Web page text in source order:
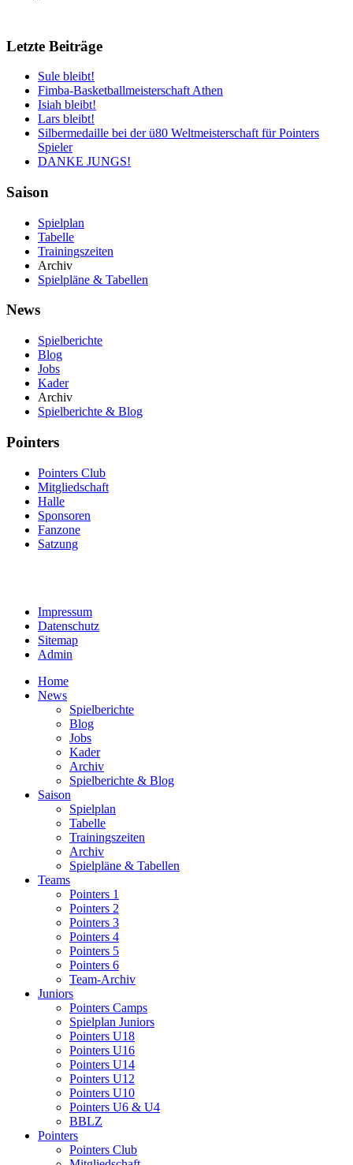
Letzte Beiträge
Sule bleibt!
Fimba-Basketballmeisterschaft Athen
Isiah bleibt!
Lars bleibt!
Silbermedaille bei der ü80 Weltmeisterschaft für Pointers
Spieler
DANKE JUNGS!
Saison
Spielplan
Tabelle
Trainingszeiten
Archiv
Spielpläne & Tabellen
News
Spielberichte
Blog
Jobs
Kader
Archiv
Spielberichte & Blog
Pointers
Pointers Club
Mitgliedschaft
Halle
Sponsoren
Fanzone
Satzung
Impressum
Datenschutz
Sitemap
Admin
Home
News
Spielberichte
Blog
Jobs
Kader
Archiv
Spielberichte & Blog
Saison
Spielplan
Tabelle
Trainingszeiten
Archiv
Spielpläne & Tabellen
Teams
Pointers 1
Pointers 2
Pointers 3
Pointers 4
Pointers 5
Pointers 6
Team-Archiv
Juniors
Pointers Camps
Spielplan Juniors
Pointers U18
Pointers U16
Pointers U14
Pointers U12
Pointers U10
Pointers U6 & U4
BBLZ
Pointers
Pointers Club